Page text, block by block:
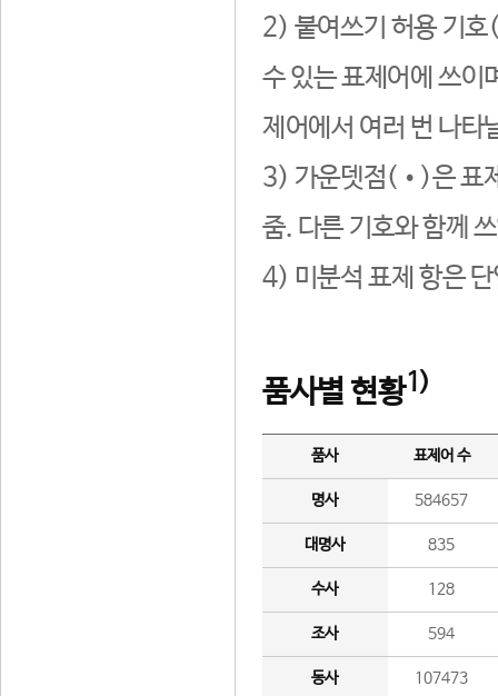
2) 붙여쓰기 허용 기호
수 있는 표제어에 쓰이
제어에서 여러 번 나타
3) 가운뎃점(•)은 표
줌. 다른 기호와 함께
4) 미분석 표제 항은
품사별 현황1)
품사 표제어 수
명사 584657
대명사 835
수사 128
조사 594
동사 107473